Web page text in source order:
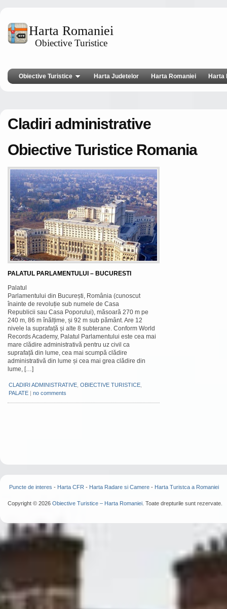
Harta Romaniei
Obiective Turistice
Obiective Turistice Harta Judetelor Harta Romaniei Harta
Cladiri administrative
Obiective Turistice Romania
PALATUL PARLAMENTULUI – BUCURESTI
Palatul
Parlamentului din București, România (cunoscut
înainte de revoluție sub numele de Casa
Republicii sau Casa Poporului), măsoară 270 m pe
240 m, 86 m înălțime, și 92 m sub pământ. Are 12
nivele la suprafață și alte 8 subterane. Conform World
Records Academy, Palatul Parlamentului este cea mai
mare clădire administrativă pentru uz civil ca
suprafață din lume, cea mai scumpă clădire
administrativă din lume și cea mai grea clădire din
lume, […]
CLADIRI ADMINISTRATIVE OBIECTIVE TURISTICE
PALATE | no comments
Puncte de interes - Harta CFR - Harta Radare si Camere - Harta Turistca a Romaniei
Copyright © 2026 Obiective Turistice – Harta Romaniei . Toate drepturile sunt rezervate.